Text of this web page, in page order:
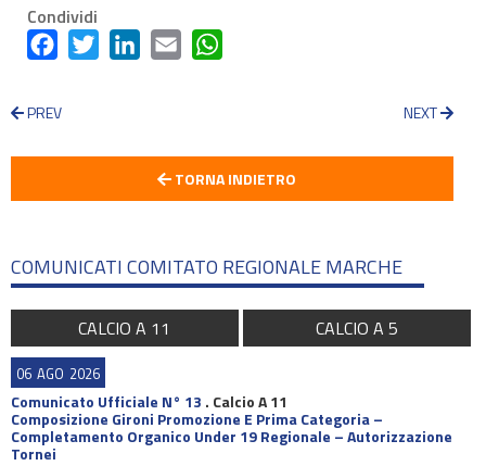
Condividi
FacebookTwitter LinkedInEmail
PREV NEXT
TORNA INDIETRO
COMUNICATI COMITATO REGIONALE MARCHE
CALCIO A 11 CALCIO A 5
06 AGO 2026
Comunicato Ufficiale N° 13 . Calcio A 11
Composizione Gironi Promozione E Prima Categoria –
Completamento Organico Under 19 Regionale – Autorizzazione
Tornei